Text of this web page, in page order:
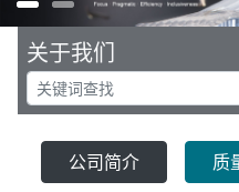
关于我们
公司简介 质